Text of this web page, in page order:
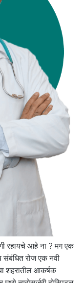
रहायचे आहे ना ? मग एक
रोज एक नवी
शहरातील आकर्षक